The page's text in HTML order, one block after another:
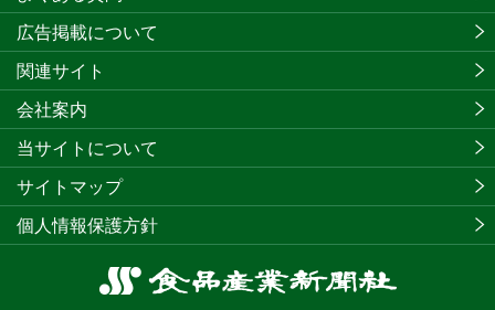
食
広告掲載について
関連サイト
会社案内
当サイトについて
サイトマップ
個人情報保護方針